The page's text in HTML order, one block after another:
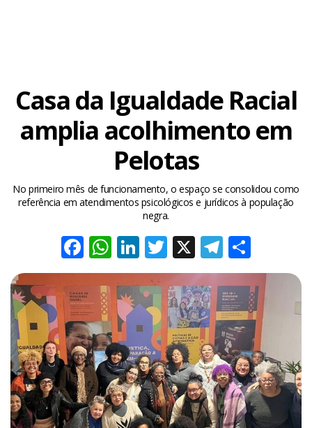
Casa da Igualdade Racial
amplia acolhimento em
Pelotas
No primeiro mês de funcionamento, o espaço se consolidou como
referência em atendimentos psicológicos e jurídicos à população
negra.
Facebook
WhatsApp
LinkedIn
Twitter
X